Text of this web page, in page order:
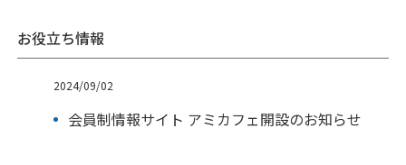
お役立ち情報
2024/09/02
会員制情報サイト アミカフェ開設のお知らせ